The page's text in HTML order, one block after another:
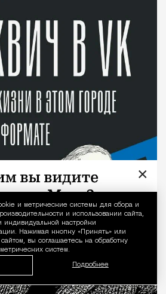
Уведомление
и метрические системы для сбора и
и использовании сайта,
настройки
Нажимая кнопку «Принять» или
вы соглашаетесь на обработку
систем.
Подробнее
×